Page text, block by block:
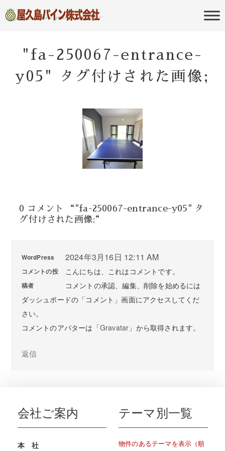
屋久島パイン
株式会社
のポータルサイト
"fa-250067-entrance-
y05" タグ付けされた画像;
0 コメント “"fa-250067-entrance-y05" タ
グ付けされた画像;”
WordPress
コメントの投
稿者
2024年3月16日 12:11 AM
こんにちは、これはコメントです。
コメントの承認、編集、削除を始めるには
ダッシュボードの「コメント」画面にアクセスしてくだ
さい。
コメントのアバターは「Gravatar 」から取得されます。
返信
会社ご案内
本 社
テーマ別一覧
物件のあるテーマを表示（順